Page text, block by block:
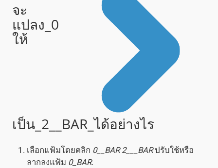
จะ
แปลง_0
ให้
เป็น_2__BAR_ได้อย่างไร
เลือกแฟ้มโดยคลิก 0__BAR 2___BARปรับใช้หรือ
ลากลงแฟ้ม 0_BAR.